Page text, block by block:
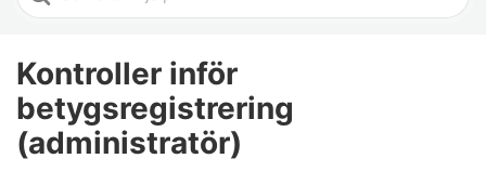
For
Kontroller inför
betygsregistrering
(administratör)